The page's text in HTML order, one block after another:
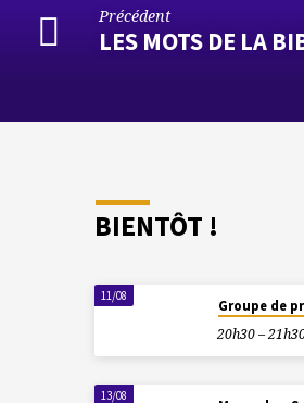
Précédent
LES MOTS DE LA
BIENTÔT !
11/08
Groupe de
20h30 –
13/08